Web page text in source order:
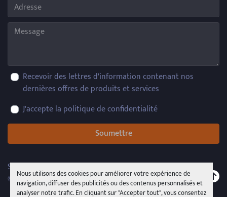
Nous utilisons des cookies pour améliorer votre expérience de
navigation, diffuser des publicités ou des contenus personnalisés et
analyser notre trafic. En cliquant sur "Accepter tout", vous consentez
Recevoir des lettres d'information contenant nos
dernières offres de produits et services
J'accepte la politique de confidentialité
Soumettre
Site webMachinio SystemparMachinio
© Droits d'auteurPMR System Group s.r.l.s.u.2026